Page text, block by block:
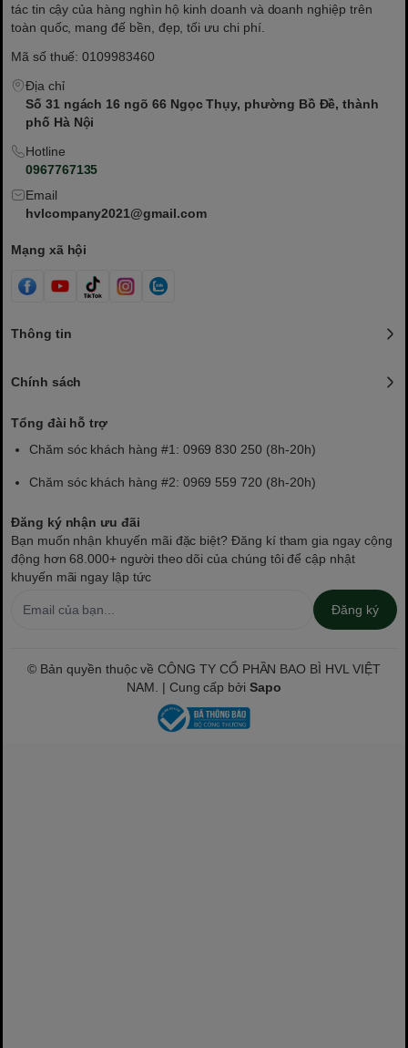
tác tin cậy của hàng nghìn hộ kinh doanh và doanh nghiệp trên
toàn quốc, mang đế bền, đẹp, tối ưu chi phí.
Mã số thuế: 0109983460
Địa chỉ
Số 31 ngách 16 ngõ 66 Ngọc Thụy, phường Bồ Đề, thành
phố Hà Nội
Hotline
0967767135
Email
hvlcompany2021@gmail.com
Mạng xã hội
Thông tin
Chính sách
Tổng đài hỗ trợ
Chăm sóc khách hàng #1: 0969 830 250 (8h-20h)
Chăm sóc khách hàng #2: 0969 559 720 (8h-20h)
Đăng ký nhận ưu đãi
Bạn muốn nhận khuyến mãi đặc biệt? Đăng kí tham gia ngay cộng
động hơn 68.000+ người theo dõi của chúng tôi để cập nhật
khuyến mãi ngay lập tức
Đăng ký
© Bản quyền thuộc về CÔNG TY CỔ PHẦN BAO BÌ HVL VIỆT
NAM. | Cung cấp bởiSapo